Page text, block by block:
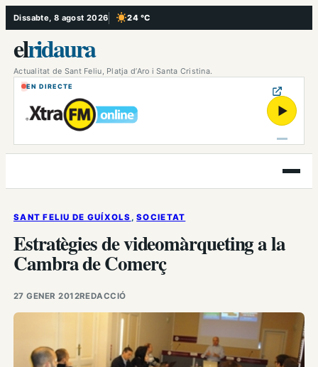
Vés
al
contingut
Dissabte, 8 agost 2026 24 °C
, Cel serè
elridaura
Actualitat de Sant Feliu, Platja d’Aro i Santa Cristina.
EN DIRECTE
▶
Obre
el
SANT FELIU DE GUÍXOLS , SOCIETAT
Estratègies de videomàrqueting a la
Cambra de Comerç
27 GENER 2012REDACCIÓ